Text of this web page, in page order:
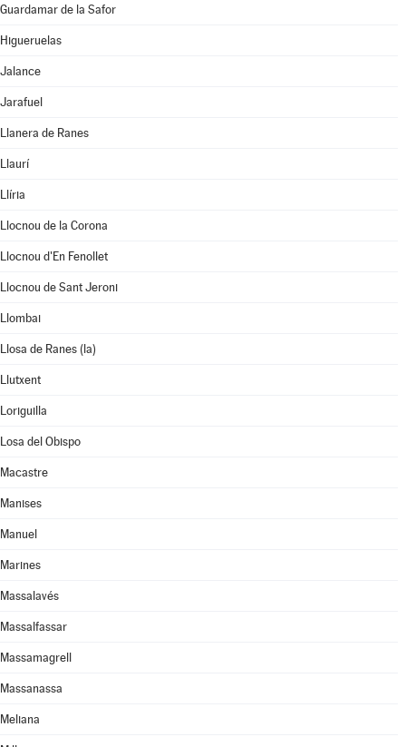
Guardamar de la Safor
Higueruelas
Jalance
Jarafuel
Llanera de Ranes
Llaurí
Llíria
Llocnou de la Corona
Llocnou d'En Fenollet
Llocnou de Sant Jeroni
Llombai
Llosa de Ranes (la)
Llutxent
Loriguilla
Losa del Obispo
Macastre
Manises
Manuel
Marines
Massalavés
Massalfassar
Massamagrell
Massanassa
Meliana